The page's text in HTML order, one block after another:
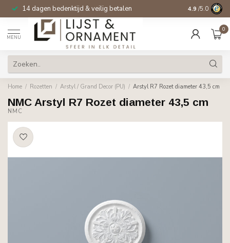
14 dagen bedenktijd & veilig betalen 4.9 /5.0
MENU
0
Home / Rozetten / Arstyl / Grand Decor (PU) / Arstyl R7 Rozet diameter 43,5 cm
NMC Arstyl R7 Rozet diameter 43,5 cm
NMC